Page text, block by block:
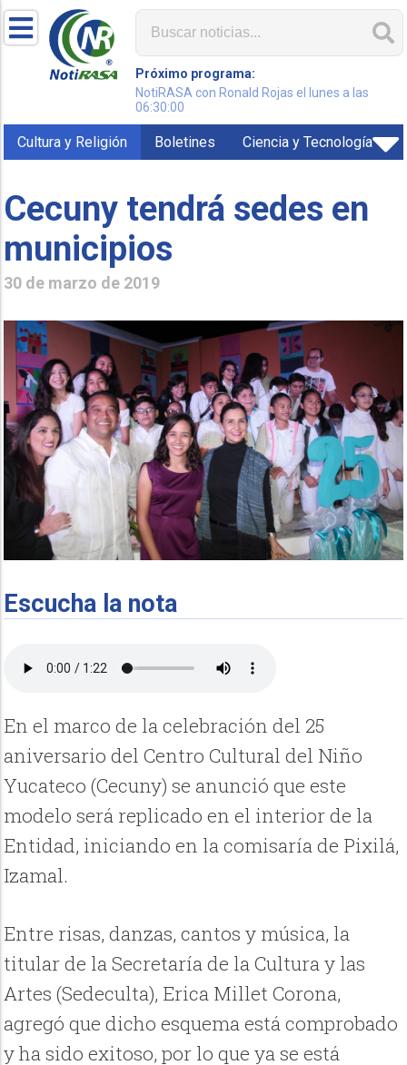
Próximo programa:
NotiRASA con Ronald Rojas el lunes a las
06:30:00
Cultura y Religión Boletines Ciencia y Tecnología
Cecuny tendrá sedes en
municipios
30 de marzo de 2019
Escucha la nota
En el marco de la celebración del 25
aniversario del Centro Cultural del Niño
Yucateco (Cecuny) se anunció que este
modelo será replicado en el interior de la
Entidad, iniciando en la comisaría de Pixilá,
Izamal.
Entre risas, danzas, cantos y música, la
titular de la Secretaría de la Cultura y las
Artes (Sedeculta), Erica Millet Corona,
agregó que dicho esquema está comprobado
y ha sido exitoso, por lo que ya se está